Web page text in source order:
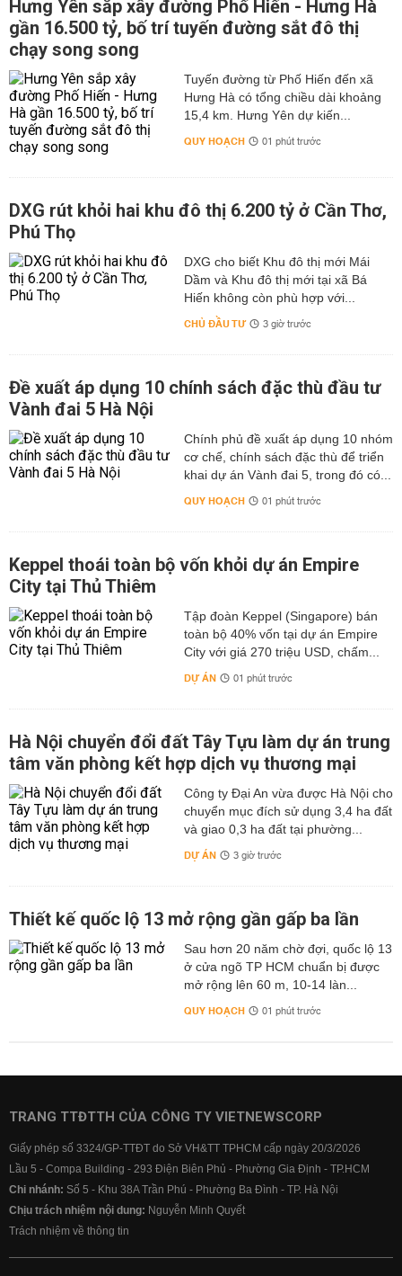
Hưng Yên sắp xây đường Phố Hiến - Hưng Hà
gần 16.500 tỷ, bố trí tuyến đường sắt đô thị
chạy song song
Tuyến đường từ Phố Hiến đến xã
Hưng Hà có tổng chiều dài khoảng
15,4 km. Hưng Yên dự kiến...
QUY HOẠCH 01 phút trước
DXG rút khỏi hai khu đô thị 6.200 tỷ ở Cần Thơ,
Phú Thọ
DXG cho biết Khu đô thị mới Mái
Dầm và Khu đô thị mới tại xã Bá
Hiến không còn phù hợp với...
CHỦ ĐẦU TƯ 3 giờ trước
Đề xuất áp dụng 10 chính sách đặc thù đầu tư
Vành đai 5 Hà Nội
Chính phủ đề xuất áp dụng 10 nhóm
cơ chế, chính sách đặc thù để triển
khai dự án Vành đai 5, trong đó có...
QUY HOẠCH 01 phút trước
Keppel thoái toàn bộ vốn khỏi dự án Empire
City tại Thủ Thiêm
Tập đoàn Keppel (Singapore) bán
toàn bộ 40% vốn tại dự án Empire
City với giá 270 triệu USD, chấm...
DỰ ÁN 01 phút trước
Hà Nội chuyển đổi đất Tây Tựu làm dự án trung
tâm văn phòng kết hợp dịch vụ thương mại
Công ty Đại An vừa được Hà Nội cho
chuyển mục đích sử dụng 3,4 ha đất
và giao 0,3 ha đất tại phường...
DỰ ÁN 3 giờ trước
Thiết kế quốc lộ 13 mở rộng gần gấp ba lần
Sau hơn 20 năm chờ đợi, quốc lộ 13
ở cửa ngõ TP HCM chuẩn bị được
mở rộng lên 60 m, 10-14 làn...
QUY HOẠCH 01 phút trước
TRANG TTĐTTH CỦA CÔNG TY VIETNEWSCORP
Giấy phép số 3324/GP-TTĐT do Sở VH&TT TPHCM cấp ngày 20/3/2026
Lầu 5 - Compa Building - 293 Điện Biên Phủ - Phường Gia Định - TP.HCM
Chi nhánh: Số 5 - Khu 38A Trần Phú - Phường Ba Đình - TP. Hà Nội
Chịu trách nhiệm nội dung: Nguyễn Minh Quyết
Trách nhiệm về thông tin